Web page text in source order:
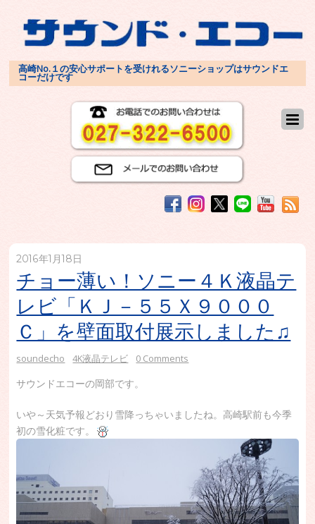
高崎No.１の安心サポートを受けれるソニーショップはサウンドエ
コーだけです
2016年1月18日
チョー薄い！ソニー４Ｋ液晶テ
レビ「ＫＪ－５５Ｘ９０００
Ｃ」を壁面取付展示しました♫
soundecho 4K液晶テレビ 0 Comments
サウンドエコーの岡部です。
いや～天気予報どおり雪降っちゃいましたね。高崎駅前も今季
初の雪化粧です。